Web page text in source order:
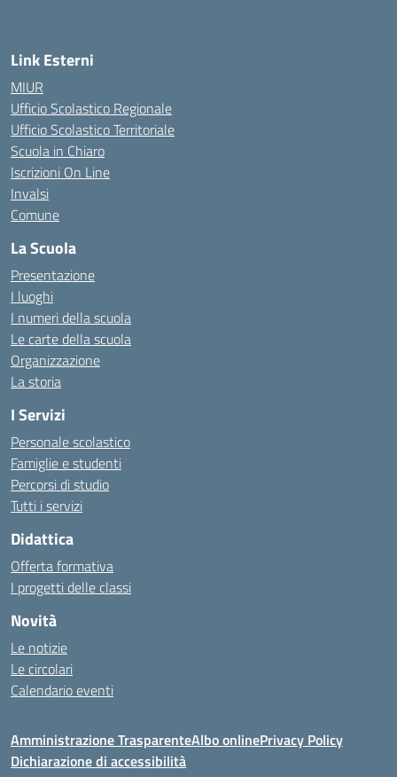
Link Esterni
MIUR
Ufficio Scolastico Regionale
Ufficio Scolastico Territoriale
Scuola in Chiaro
Iscrizioni On Line
Invalsi
Comune
La Scuola
Presentazione
I luoghi
I numeri della scuola
Le carte della scuola
Organizzazione
La storia
I Servizi
Personale scolastico
Famiglie e studenti
Percorsi di studio
Tutti i servizi
Didattica
Offerta formativa
I progetti delle classi
Novità
Le notizie
Le circolari
Calendario eventi
Amministrazione TrasparenteAlbo onlinePrivacy Policy
Dichiarazione di accessibilità